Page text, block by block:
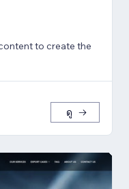
to create the
ดู